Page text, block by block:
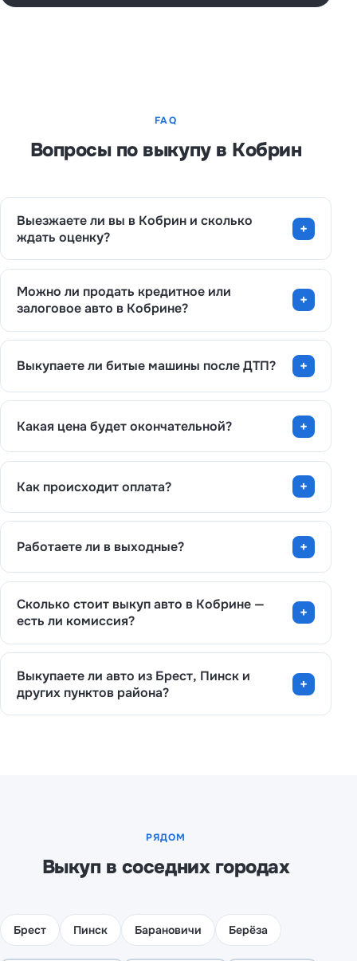
FAQ
Вопросы по выкупу в Кобрин
Выезжаете ли вы в Кобрин и сколько
ждать оценку?
Можно ли продать кредитное или
залоговое авто в Кобрине?
Выкупаете ли битые машины после ДТП?
Какая цена будет окончательной?
Как происходит оплата?
Работаете ли в выходные?
Сколько стоит выкуп авто в Кобрине —
есть ли комиссия?
Выкупаете ли авто из Брест, Пинск и
других пунктов района?
РЯДОМ
Выкуп в соседних городах
Брест Пинск Барановичи Берёза